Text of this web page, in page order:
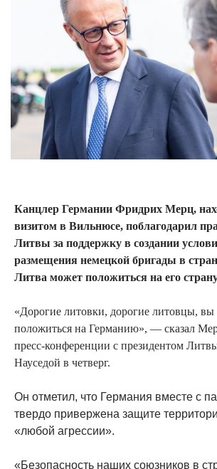
Канцлер Германии Фридрих Мерц,
визитом в Вильнюсе, поблагодарил
Литвы за поддержку в создании
размещения немецкой бригады в
Литва может положиться на его
«Дорогие литовки, дорогие литовцы,
положиться на Германию», — сказал
пресс-конференции с президентом
Науседой в четверг.
Он отметил, что Германия вместе с
твердо привержена защите
«любой агрессии».
«Безопасность наших союзников в